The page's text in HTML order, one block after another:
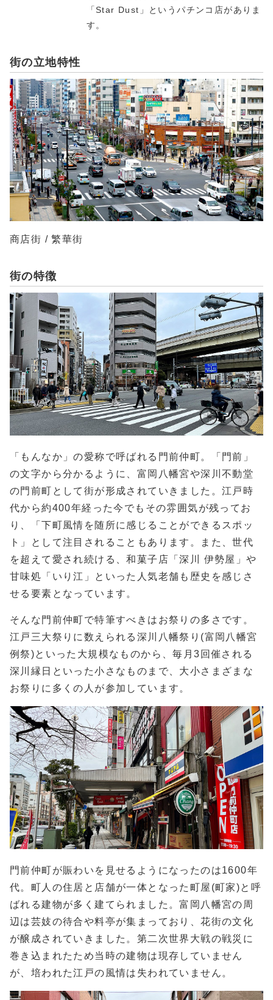
「Star Dust」というパチンコ店がありま
す。
街の立地特性
商店街 / 繁華街
街の特徴
「もんなか」の愛称で呼ばれる門前仲町。「門前」
の文字から分かるように、富岡八幡宮や深川不動堂
の門前町として街が形成されていきました。江戸時
代から約400年経った今でもその雰囲気が残ってお
り、「下町風情を随所に感じることができるスポッ
ト」として注目されることもあります。また、世代
を超えて愛され続ける、和菓子店「深川 伊勢屋」や
甘味処「いり江」といった人気老舗も歴史を感じさ
せる要素となっています。
そんな門前仲町で特筆すべきはお祭りの多さです。
江戸三大祭りに数えられる深川八幡祭り(富岡八幡宮
例祭)といった大規模なものから、毎月3回催される
深川縁日といった小さなものまで、大小さまざまな
お祭りに多くの人が参加しています。
門前仲町が賑わいを見せるようになったのは1600年
代。町人の住居と店舗が一体となった町屋(町家)と呼
ばれる建物が多く建てられました。富岡八幡宮の周
辺は芸妓の待合や料亭が集まっており、花街の文化
が醸成されていきました。第二次世界大戦の戦災に
巻き込まれたため当時の建物は現存していません
が、培われた江戸の風情は失われていません。